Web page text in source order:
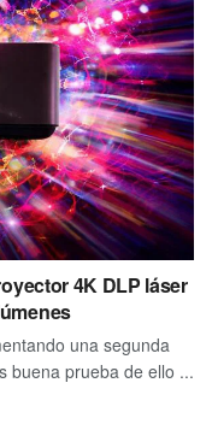
4K DLP láser
una segunda
buena prueba de ello ...